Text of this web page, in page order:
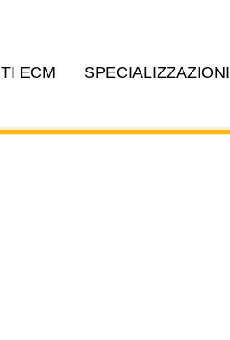
ECM SPECIALIZZAZIONI